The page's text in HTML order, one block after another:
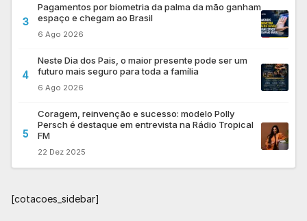
3
Pagamentos por biometria da palma da mão ganham
espaço e chegam ao Brasil
6 Ago 2026
4
Neste Dia dos Pais, o maior presente pode ser um
futuro mais seguro para toda a família
6 Ago 2026
5
Coragem, reinvenção e sucesso: modelo Polly
Persch é destaque em entrevista na Rádio Tropical
FM
22 Dez 2025
[cotacoes_sidebar]